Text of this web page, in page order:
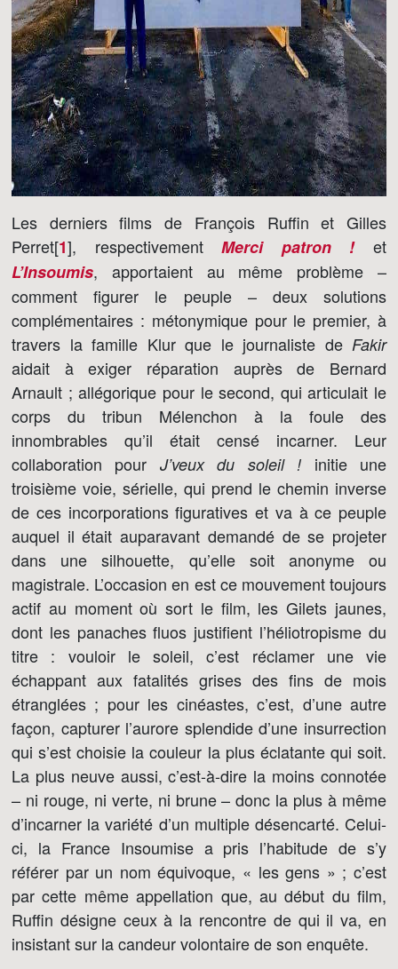
Les derniers films de François Ruffin et Gilles
Perret[1], respectivementMerci patron !et
L’Insoumis, apportaient au même problème –
comment figurer le peuple – deux solutions
complémentaires : métonymique pour le premier, à
travers la famille Klur que le journaliste de Fakir
aidait à exiger réparation auprès de Bernard
Arnault ; allégorique pour le second, qui articulait le
corps du tribun Mélenchon à la foule des
innombrables qu’il était censé incarner. Leur
collaboration pour J’veux du soleil ! initie une
troisième voie, sérielle, qui prend le chemin inverse
de ces incorporations figuratives et va à ce peuple
auquel il était auparavant demandé de se projeter
dans une silhouette, qu’elle soit anonyme ou
magistrale. L’occasion en est ce mouvement toujours
actif au moment où sort le film, les Gilets jaunes,
dont les panaches fluos justifient l’héliotropisme du
titre : vouloir le soleil, c’est réclamer une vie
échappant aux fatalités grises des fins de mois
étranglées ; pour les cinéastes, c’est, d’une autre
façon, capturer l’aurore splendide d’une insurrection
qui s’est choisie la couleur la plus éclatante qui soit.
La plus neuve aussi, c’est-à-dire la moins connotée
– ni rouge, ni verte, ni brune – donc la plus à même
d’incarner la variété d’un multiple désencarté. Celui-
ci, la France Insoumise a pris l’habitude de s’y
référer par un nom équivoque, « les gens » ; c’est
par cette même appellation que, au début du film,
Ruffin désigne ceux à la rencontre de qui il va, en
insistant sur la candeur volontaire de son enquête.